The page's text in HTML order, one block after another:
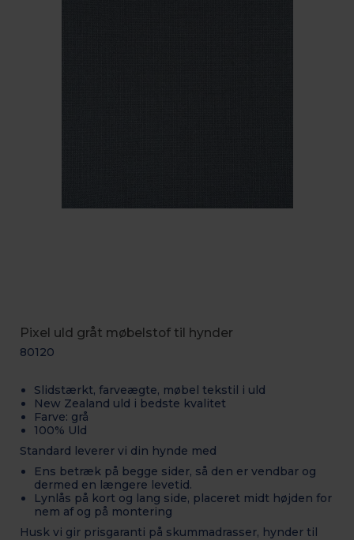
Pixel uld gråt møbelstof til hynder
80120
Slidstærkt, farveægte, møbel tekstil i uld
New Zealand uld i bedste kvalitet
Farve: grå
100% Uld
Standard leverer vi din hynde med
Ens betræk på begge sider, så den er vendbar og
dermed en længere levetid.
Lynlås på kort og lang side, placeret midt højden for
nem af og på montering
Husk vi gir prisgaranti på skummadrasser, hynder til